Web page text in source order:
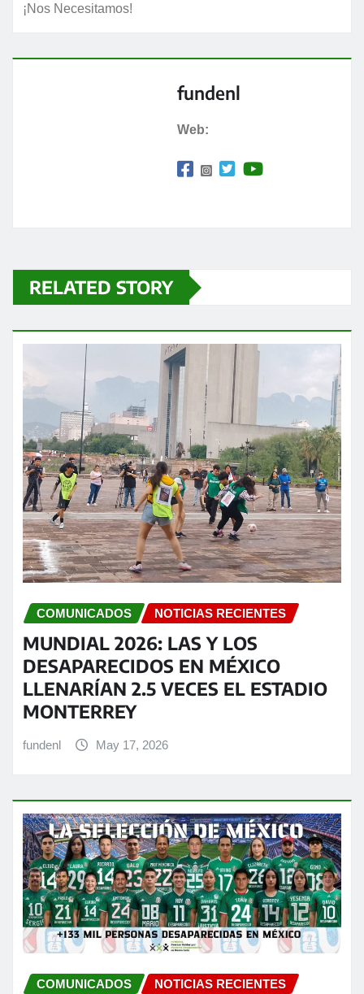
¡Nos Necesitamos!
fundenl
Web:
RELATED STORY
COMUNICADOS NOTICIAS RECIENTES
MUNDIAL 2026: LAS Y LOS
DESAPARECIDOS EN MÉXICO
LLENARÍAN 2.5 VECES EL ESTADIO
MONTERREY
fundenl May 17, 2026
COMUNICADOS NOTICIAS RECIENTES